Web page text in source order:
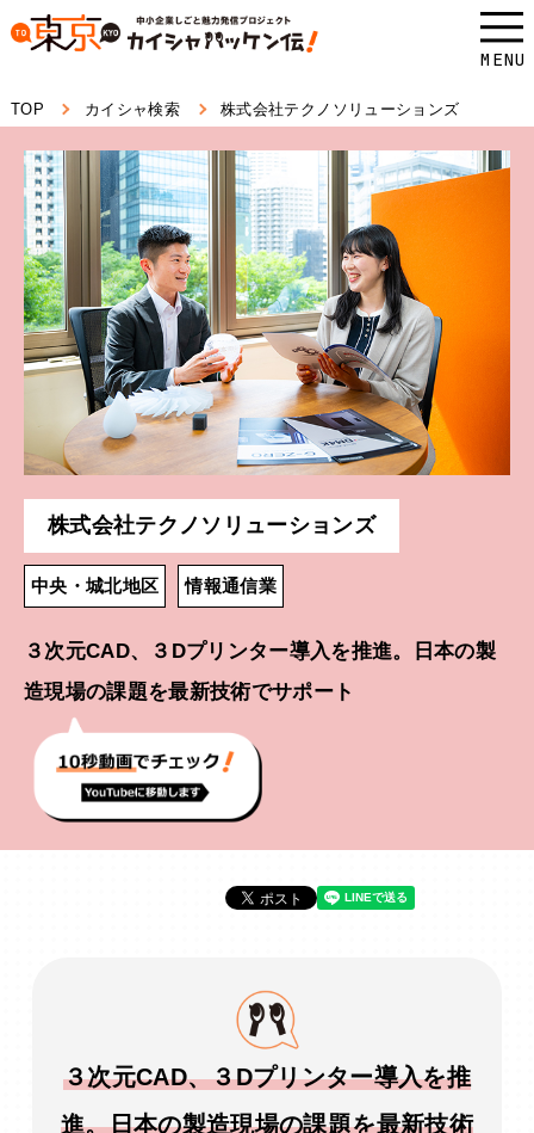
本
ス
す。
MENU
TOP カイシャ検索 株式会社テクノソリューションズ
株式会社テクノソリューションズ
中央・城北地区 情報通信業
３次元CAD、３Dプリンター導入を推進。日本の製
造現場の課題を最新技術でサポート
３次元CAD、３Dプリンター導入を推
進。日本の製造現場の課題を最新技術